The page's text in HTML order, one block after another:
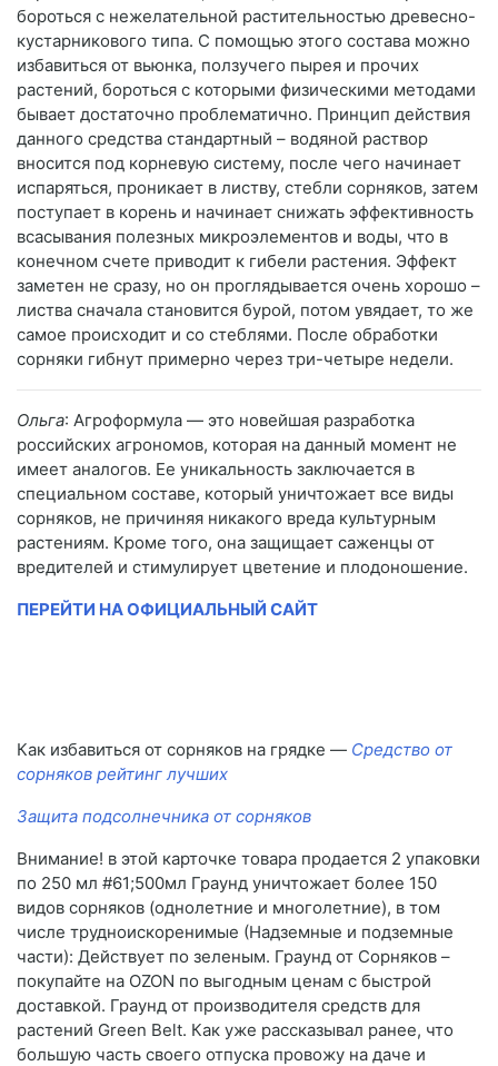
бороться с нежелательной растительностью древесно-
кустарникового типа. С помощью этого состава можно
избавиться от вьюнка, ползучего пырея и прочих
растений, бороться с которыми физическими методами
бывает достаточно проблематично. Принцип действия
данного средства стандартный – водяной раствор
вносится под корневую систему, после чего начинает
испаряться, проникает в листву, стебли сорняков, затем
поступает в корень и начинает снижать эффективность
всасывания полезных микроэлементов и воды, что в
конечном счете приводит к гибели растения. Эффект
заметен не сразу, но он проглядывается очень хорошо –
листва сначала становится бурой, потом увядает, то же
самое происходит и со стеблями. После обработки
сорняки гибнут примерно через три-четыре недели.
Ольга: Агроформула — это новейшая разработка
российских агрономов, которая на данный момент не
имеет аналогов. Ее уникальность заключается в
специальном составе, который уничтожает все виды
сорняков, не причиняя никакого вреда культурным
растениям. Кроме того, она защищает саженцы от
вредителей и стимулирует цветение и плодоношение.
ПЕРЕЙТИ НА ОФИЦИАЛЬНЫЙ САЙТ
Как избавиться от сорняков на грядке — Средство от
сорняков рейтинг лучших
Защита подсолнечника от сорняков
Внимание! в этой карточке товара продается 2 упаковки
по 250 мл #61;500мл Граунд уничтожает более 150
видов сорняков (однолетние и многолетние), в том
числе трудноискоренимые (Надземные и подземные
части): Действует по зеленым. Граунд от Сорняков –
покупайте на OZON по выгодным ценам с быстрой
доставкой. Граунд от производителя средств для
растений Green Belt. Как уже рассказывал ранее, что
большую часть своего отпуска провожу на даче и